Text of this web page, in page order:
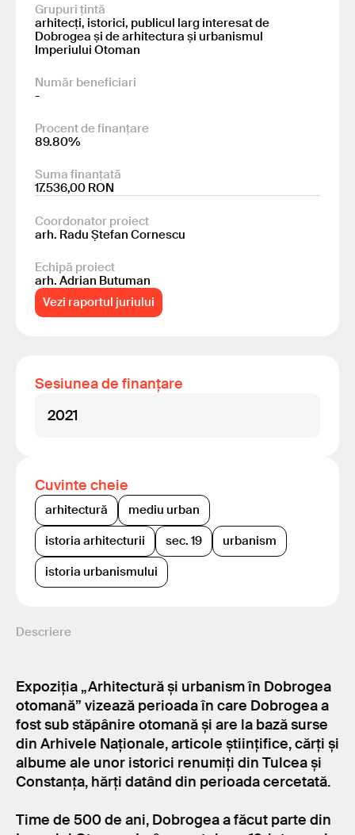
Grupuri țintă
arhitecți, istorici, publicul larg interesat de
Dobrogea și de arhitectura și urbanismul
Imperiului Otoman
Număr beneficiari
-
Procent de finanțare
89.80%
Suma finanțată
17.536,00 RON
Coordonator proiect
arh. Radu Ștefan Cornescu
Echipă proiect
arh. Adrian Butuman
Vezi raportul juriului
Sesiunea de finanțare
2021
Cuvinte cheie
arhitectură
mediu urban
istoria arhitecturii
sec. 19
urbanism
istoria urbanismului
Descriere
Expoziția „Arhitectură și urbanism în Dobrogea
otomană” vizează perioada în care Dobrogea a
fost sub stăpânire otomană și are la bază surse
din Arhivele Naționale, articole științifice, cărți și
albume ale unor istorici renumiți din Tulcea și
Constanța, hărți datând din perioada cercetată.
Time de 500 de ani, Dobrogea a făcut parte din